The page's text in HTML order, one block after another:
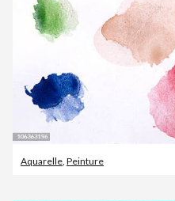
Aquarelle Peinture